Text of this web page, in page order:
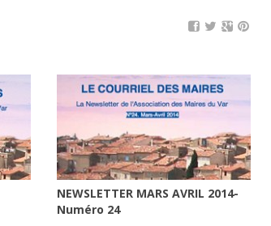
NEWSLETTER MARS AVRIL 2014-
Numéro 24